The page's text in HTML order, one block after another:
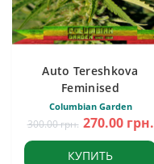
Auto Tereshkova
Feminised
Columbian Garden
300.00 грн. 270.00 грн.
КУПИТЬ